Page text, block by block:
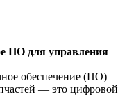
ПО для управления
обеспечение (ПО)
— это цифровой